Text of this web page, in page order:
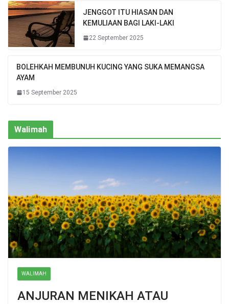
JENGGOT ITU HIASAN DAN
KEMULIAAN BAGI LAKI-LAKI
22 September 2025
BOLEHKAH MEMBUNUH KUCING YANG SUKA MEMANGSA
AYAM
15 September 2025
Walimah
WALIMAH
ANJURAN MENIKAH ATAU